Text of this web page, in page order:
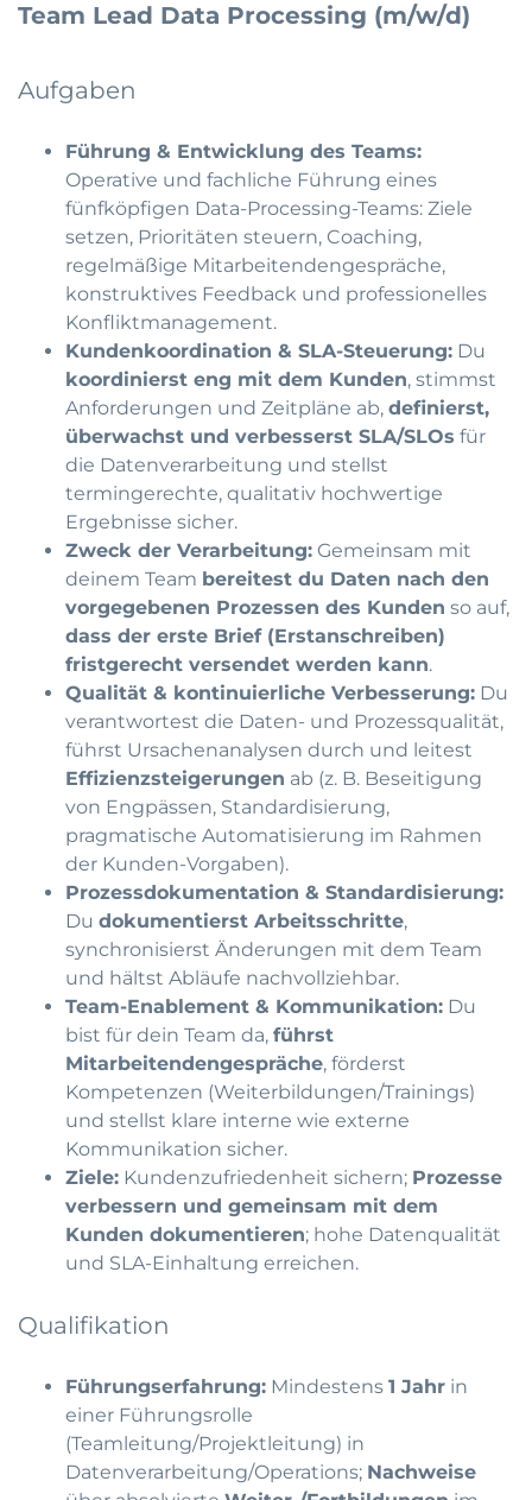
Team Lead Data Processing (m/w/d)
Aufgaben
Führung & Entwicklung des Teams:
Operative und fachliche Führung eines
fünfköpfigen Data-Processing-Teams: Ziele
setzen, Prioritäten steuern, Coaching,
regelmäßige Mitarbeitendengespräche,
konstruktives Feedback und professionelles
Konfliktmanagement.
Kundenkoordination & SLA-Steuerung: Du
koordinierst eng mit dem Kunden, stimmst
Anforderungen und Zeitpläne ab, definierst,
überwachst und verbesserst SLA/SLOs für
die Datenverarbeitung und stellst
termingerechte, qualitativ hochwertige
Ergebnisse sicher.
Zweck der Verarbeitung: Gemeinsam mit
deinem Team bereitest du Daten nach den
vorgegebenen Prozessen des Kunden so auf,
dass der erste Brief (Erstanschreiben)
fristgerecht versendet werden kann.
Qualität & kontinuierliche Verbesserung: Du
verantwortest die Daten- und Prozessqualität,
führst Ursachenanalysen durch und leitest
Effizienzsteigerungen ab (z. B. Beseitigung
von Engpässen, Standardisierung,
pragmatische Automatisierung im Rahmen
der Kunden-Vorgaben).
Prozessdokumentation & Standardisierung:
Du dokumentierst Arbeitsschritte,
synchronisierst Änderungen mit dem Team
und hältst Abläufe nachvollziehbar.
Team-Enablement & Kommunikation: Du
bist für dein Team da, führst
Mitarbeitendengespräche, förderst
Kompetenzen (Weiterbildungen/Trainings)
und stellst klare interne wie externe
Kommunikation sicher.
Ziele: Kundenzufriedenheit sichern; Prozesse
verbessern und gemeinsam mit dem
Kunden dokumentieren; hohe Datenqualität
und SLA-Einhaltung erreichen.
Qualifikation
Führungserfahrung: Mindestens 1 Jahr in
einer Führungsrolle
(Teamleitung/Projektleitung) in
Datenverarbeitung/Operations; Nachweise